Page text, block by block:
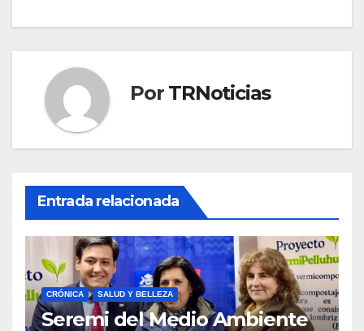
Por TRNoticias
Entrada relacionada
CRÓNICA SALUD Y BELLEZA
Seremi del Medio Ambiente